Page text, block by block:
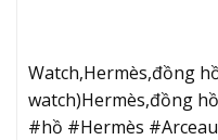
Watch,Hermès,đồng
watch)Hermès,đồng
#hồ #Hermès